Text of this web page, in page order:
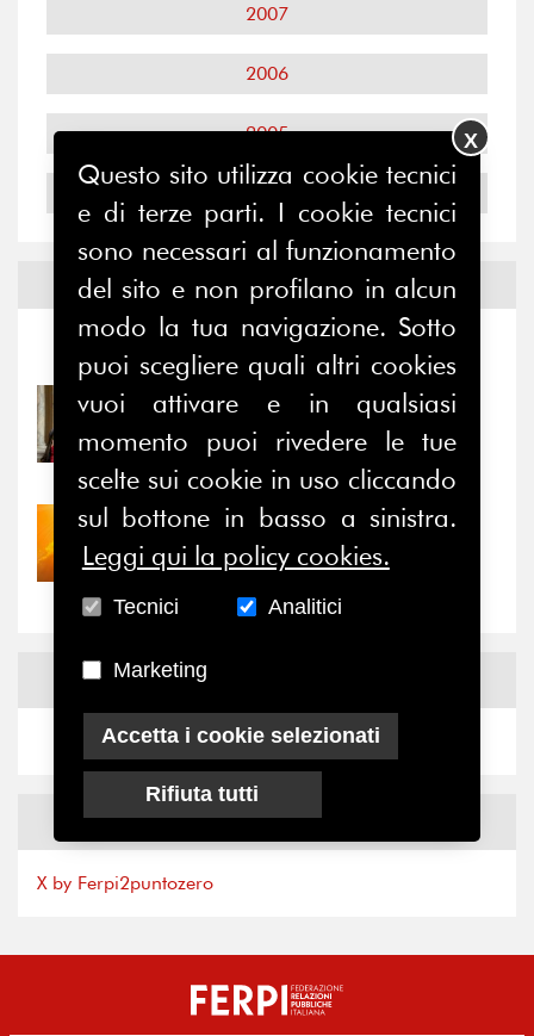
2007
2006
2005
Notizie edEventi
Eventi
31/07/2026
Prima della pausa estiva,
il valore di...
30/07/2026
Nove anni dopo la
News
NewsX
X by Ferpi2puntozero
Questo sito utilizza cookie tecnici
e di terze parti. I cookie tecnici
sono necessari al funzionamento
del sito e non profilano in alcun
modo la tua navigazione. Sotto
puoi scegliere quali altri cookies
vuoi attivare e in qualsiasi
momento puoi rivedere le tue
scelte sui cookie in uso cliccando
sul bottone in basso a sinistra.
Leggi qui la policy cookies.
Tecnici Analitici
Marketing
Accetta i cookie selezionati
Rifiuta tutti
X